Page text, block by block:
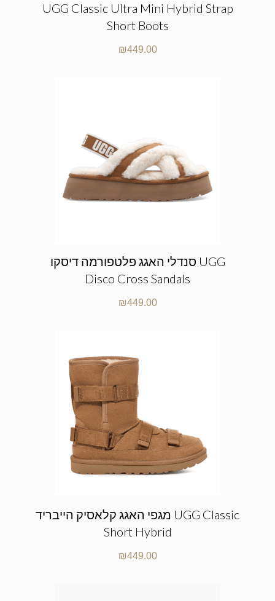
UGG Classic Ultra Mini Hybrid Strap
Short Boots
₪449.00
סנדלי האגג פלטפורמה דיסקו UGG
Disco Cross Sandals
₪449.00
מגפי האגג קלאסיק הייבריד UGG Classic
Short Hybrid
₪449.00